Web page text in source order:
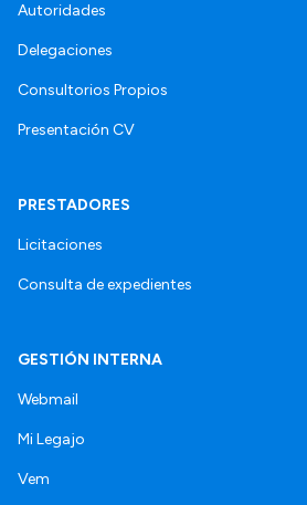
Autoridades
Delegaciones
Consultorios Propios
Presentación CV
PRESTADORES
Licitaciones
Consulta de expedientes
GESTIÓN INTERNA
Webmail
Mi Legajo
Vem